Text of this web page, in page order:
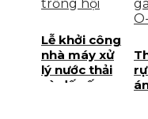
Lễ khởi công
nhà máy xử
lý nước thải
và dấu ấn